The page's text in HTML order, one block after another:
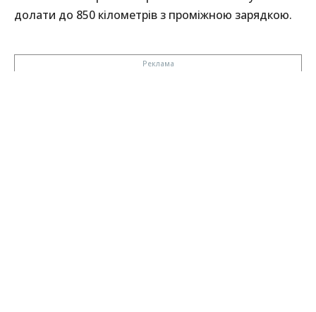
долати до 850 кілометрів з проміжною зарядкою.